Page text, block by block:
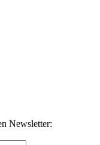
Newsletter: